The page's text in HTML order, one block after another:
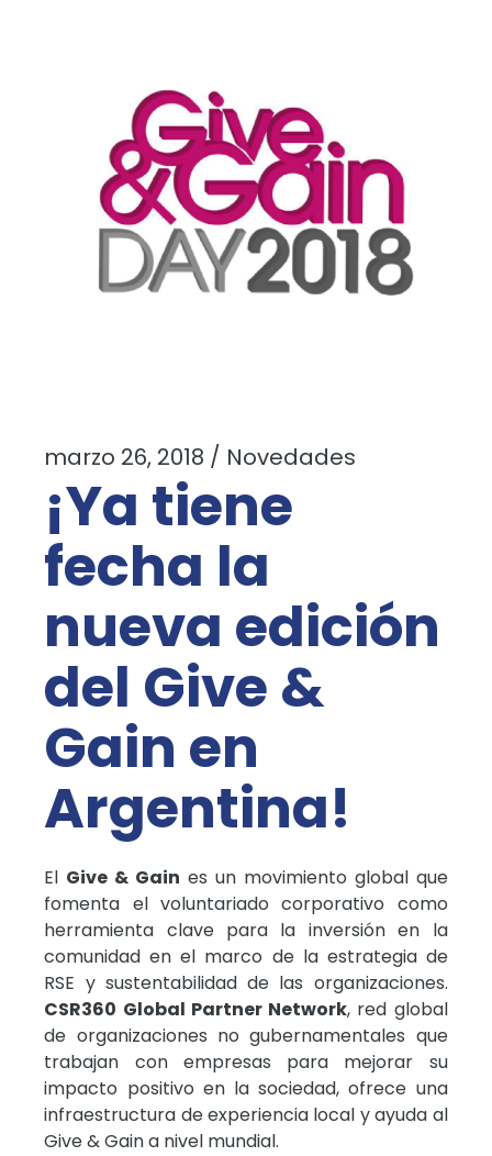
marzo 26, 2018 Novedades
¡Ya tiene
fecha la
nueva edición
del Give &
Gain en
Argentina!
El Give & Gain es un movimiento global que
fomenta el voluntariado corporativo como
herramienta clave para la inversión en la
comunidad en el marco de la estrategia de
RSE y sustentabilidad de las organizaciones.
CSR360 Global Partner Network, red global
de organizaciones no gubernamentales que
trabajan con empresas para mejorar su
impacto positivo en la sociedad, ofrece una
infraestructura de experiencia local y ayuda al
Give & Gain a nivel mundial.